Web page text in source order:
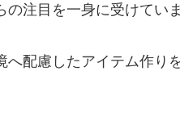
の注目を一身に受けていま
へ配慮したアイテム作り